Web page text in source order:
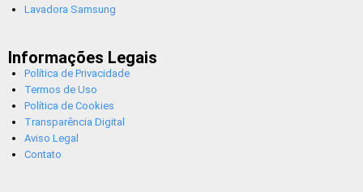
Lavadora Samsung
Informações Legais
Política de Privacidade
Termos de Uso
Política de Cookies
Transparência Digital
Aviso Legal
Contato